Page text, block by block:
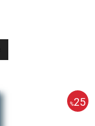
%25